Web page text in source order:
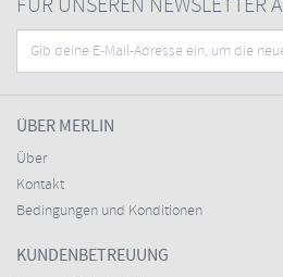
FÜR UNSEREN NEWSLETTER
ÜBER MERLIN
Über
Kontakt
Bedingungen und Konditionen
KUNDENBETREUUNG